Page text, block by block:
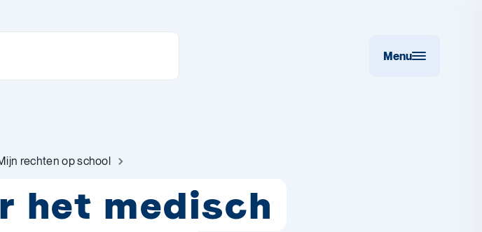
Menu
rechten op school
het medisch